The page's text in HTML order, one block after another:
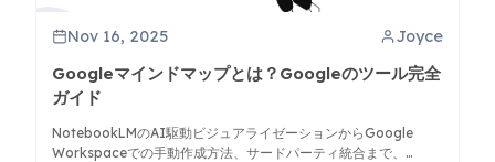
Nov 16, 2025 Joyce
Googleマインドマップとは？Googleのツール完全
ガイド
NotebookLMのAI駆動ビジュアライゼーションからGoogle
Workspaceでの手動作成方法、サードパーティ統合まで、